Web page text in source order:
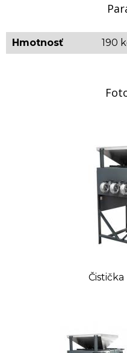
celokovová
metódou
jednoduché
Priemer sita (horné/
Celková spotreba:
Regulácia ventilátora:
Regulácia pohybu sít:
Rozmery (Š x V): 1350
Dĺžka (zložené/
termíne Vás budeme
Hmotnosť 190
Čistička